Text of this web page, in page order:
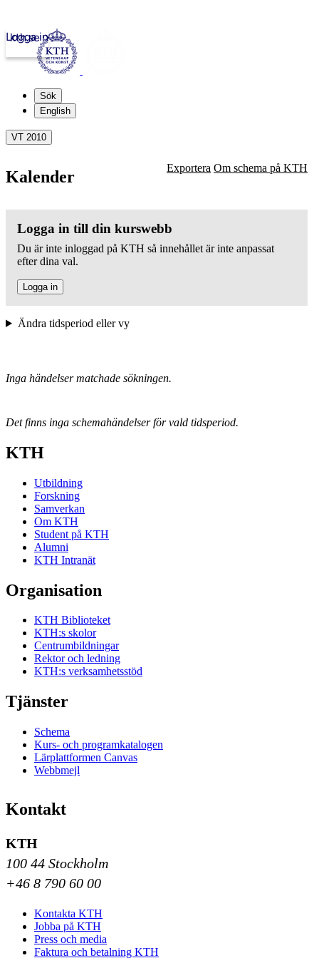
kth.se
Logga in
Sök
English
VT 2010
Kalender Exportera Om schema på KTH
Logga in till din kurswebb
Du är inte inloggad på KTH så innehållet är inte anpassat
efter dina val.
Logga in
Ändra tidsperiod eller vy
Inga händelser matchade sökningen.
Det finns inga schemahändelser för vald tidsperiod.
KTH
Utbildning
Forskning
Samverkan
Om KTH
Student på KTH
Alumni
KTH Intranät
Organisation
KTH Biblioteket
KTH:s skolor
Centrumbildningar
Rektor och ledning
KTH:s verksamhetsstöd
Tjänster
Schema
Kurs- och programkatalogen
Lärplattformen Canvas
Webbmejl
Kontakt
KTH
100 44 Stockholm
+46 8 790 60 00
Kontakta KTH
Jobba på KTH
Press och media
Faktura och betalning KTH